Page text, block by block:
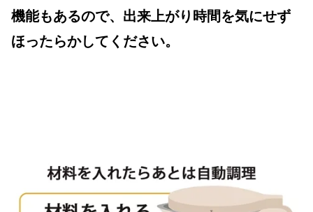
機能もあるので、出来上がり時間を気にせず
ほったらかしてください。